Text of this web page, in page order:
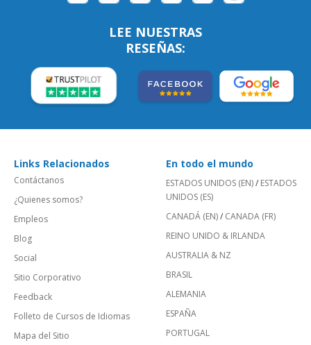
LEE NUESTRAS
RESEÑAS:
Links Relacionados
Contáctanos
¿Quienes somos?
Empleos
Blog
Social
Sitio Corporativo
Feedback
Folleto de Cursos de Idiomas
Mapa del Sitio
En todo el mundo
ESTADOS UNIDOS (EN)/ ESTADOS
UNIDOS (ES)
CANADÁ (EN)/ CANADA (FR)
REINO UNIDO & IRLANDA
AUSTRALIA & NZ
BRASIL
ALEMANIA
ESPAÑA
PORTUGAL